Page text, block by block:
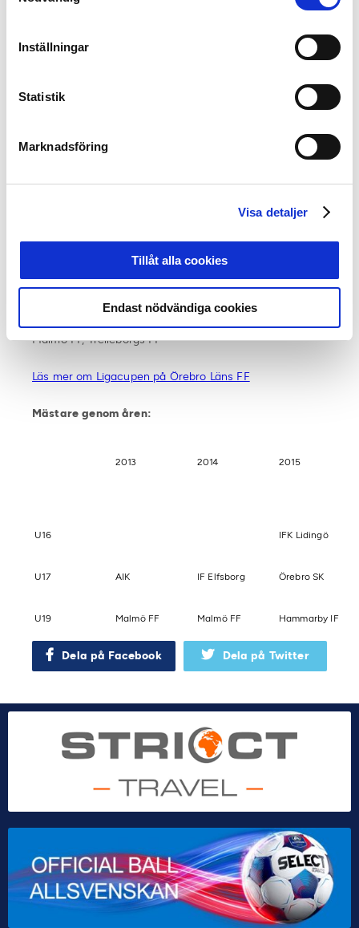
Inställningar
Statistik
Marknadsföring
Visa detaljer
Tillåt alla cookies
Endast nödvändiga cookies
Täby FK
Värmbols FC
: AIK, IFK Lidingö, IFK Stocksund, Västerås SK
Grupp 8:
: BK Forward, Husqvarna FF, Jönköpings Södra
IF, Karlslunds IF
Grupp 14: Halmstads BK, Helsingborgs IF, Kristianstads
FC, Ängelholms FF
Malmö FF, Trelleborgs FF
Läs mer om Ligacupen på Örebro Läns FF
Mästare genom åren:
2013 2014 2015
U16 IFK Lidingö
U17 AIK IF Elfsborg Örebro SK
U19 Malmö FF Malmö FF Hammarby IF
Dela på Facebook Dela på Twitter